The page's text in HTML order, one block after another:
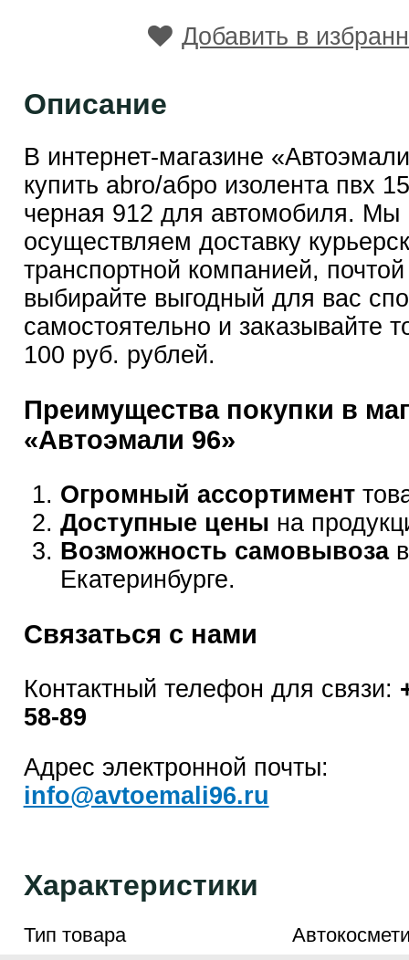
Добавить в
Описание
В интернет-магазине
купить abro/абро изолента пвх
черная 912 для автомобиля. Мы
осуществляем доставку
транспортной компанией,
выбирайте выгодный для вас
самостоятельно и заказывайте
100 руб. рублей.
Преимущества покупки в
«Автоэмали 96»
Огромный ассортимент
Доступные цены на
Возможность самовывозав
Екатеринбурге.
Связаться с нами
Контактный телефон для связи:
58-89
Адрес электронной почты:
info@avtoemali96.ru
Характеристики
Тип товара